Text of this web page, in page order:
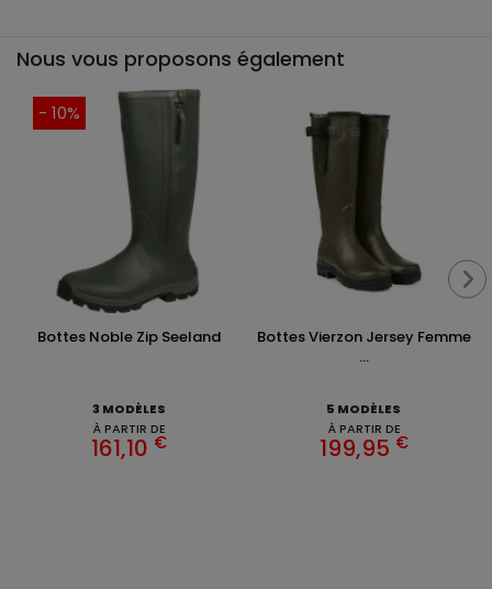
Nous vous proposons également
- 10%
Bottes Noble Zip Seeland
3 MODÈLES
À PARTIR DE
161,10 €
Bottes Vierzon Jersey Femme
...
5 MODÈLES
À PARTIR DE
199,95 €